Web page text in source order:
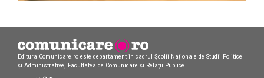
Editura Comunicare.ro este departament în cadrul Școlii Naționale de Studii Politice
și Administrative, Facultatea de Comunicare și Relații Publice.